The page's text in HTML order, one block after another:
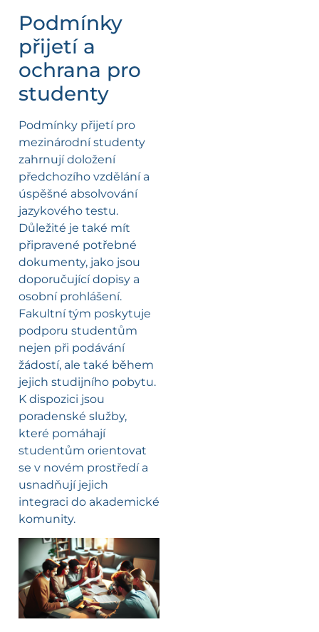
Podmínky
přijetí a
ochrana pro
studenty
Podmínky přijetí pro
mezinárodní studenty
zahrnují doložení
předchozího vzdělání a
úspěšné absolvování
jazykového testu.
Důležité je také mít
připravené potřebné
dokumenty, jako jsou
doporučující dopisy a
osobní prohlášení.
Fakultní tým poskytuje
podporu studentům
nejen při podávání
žádostí, ale také během
jejich studijního pobytu.
K dispozici jsou
poradenské služby,
které pomáhají
studentům orientovat
se v novém prostředí a
usnadňují jejich
integraci do akademické
komunity.